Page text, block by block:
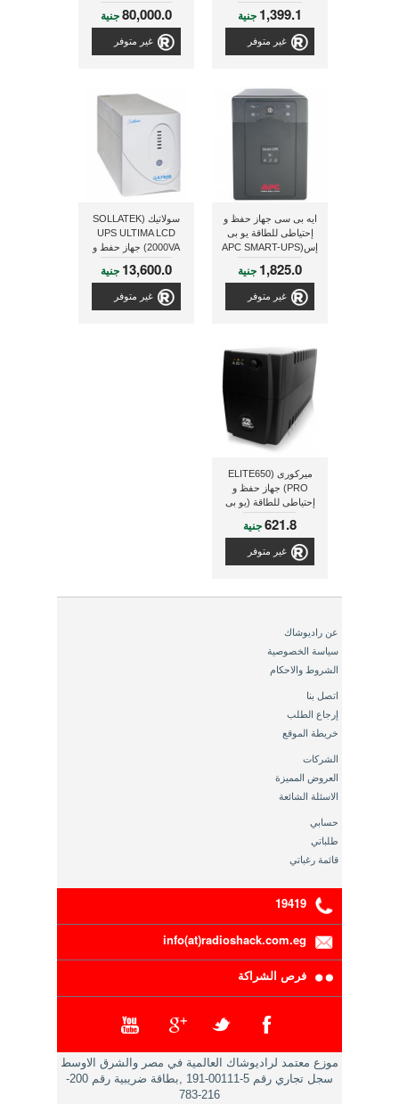
وات
1,399.1 جنية
غير متوفر
80,000.0جنية
غير متوفر
ايه بى سى جهاز حفظ و
إحتياطى للطاقة يو بى
إس(APC SMART-UPS
SC 420VA 230V-
SC420I)
1,825.0 جنية
غير متوفر
سولاتيك (SOLLATEK
UPS ULTIMA LCD
2000VA) جهاز حفط و
إحتياطى للطاقة(يو بى
إس)
13,600.0 جنية
غير متوفر
ميركورى (ELITE650
PRO) جهاز حفظ و
إحتياطى للطاقة (يو بى
إس)
621.8جنية
غير متوفر
عن راديوشاك
سياسة الخصوصية
الشروط والاحكام
اتصل بنا
إرجاع الطلب
خريطة الموقع
الشركات
العروض المميزة
الاسئلة الشائعة
حسابي
طلباتي
قائمة رغباتي
19419
info(at)radioshack.com.eg
فرص الشراكة
موزع معتمد لراديوشاك العالمية في مصر والشرق الاوسط
سجل تجاري رقم 5-00111-191 ,بطاقة ضريبية رقم 200-
216-783